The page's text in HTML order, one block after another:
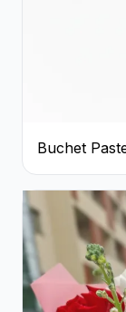
Buchet
Garoafe